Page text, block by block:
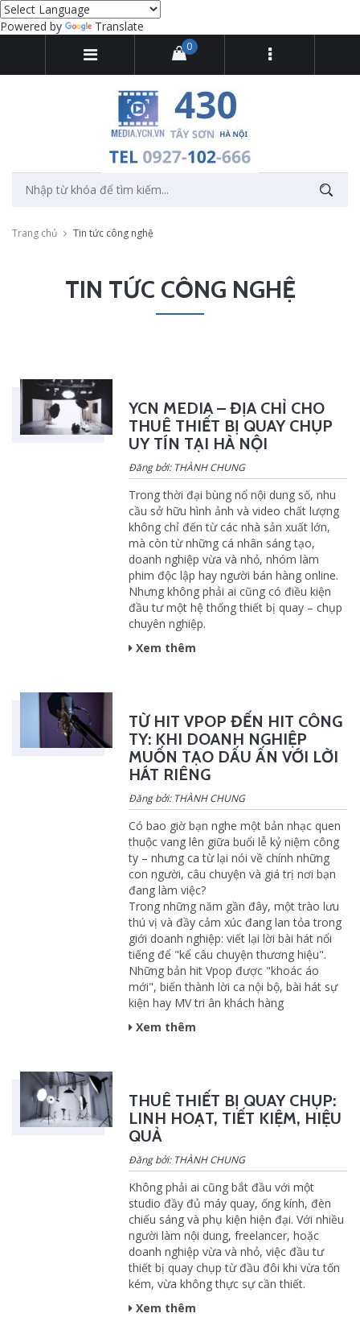
Powered by Translate
0
Trang chủ Tin tức công nghệ
TIN TỨC CÔNG NGHỆ
YCN MEDIA – ĐỊA CHỈ CHO
THUÊ THIẾT BỊ QUAY CHỤP
UY TÍN TẠI HÀ NỘI
Đăng bởi: THÀNH CHUNG
Trong thời đại bùng nổ nội dung số, nhu
cầu sở hữu hình ảnh và video chất lượng
không chỉ đến từ các nhà sản xuất lớn,
mà còn từ những cá nhân sáng tạo,
doanh nghiệp vừa và nhỏ, nhóm làm
phim độc lập hay người bán hàng online.
Nhưng không phải ai cũng có điều kiện
đầu tư một hệ thống thiết bị quay – chụp
chuyên nghiệp.
Xem thêm
TỪ HIT VPOP ĐẾN HIT CÔNG
TY: KHI DOANH NGHIỆP
MUỐN TẠO DẤU ẤN VỚI LỜI
HÁT RIÊNG
Đăng bởi: THÀNH CHUNG
Có bao giờ bạn nghe một bản nhạc quen
thuộc vang lên giữa buổi lễ kỷ niệm công
ty – nhưng ca từ lại nói về chính những
con người, câu chuyện và giá trị nơi bạn
đang làm việc?
Trong những năm gần đây, một trào lưu
thú vị và đầy cảm xúc đang lan tỏa trong
giới doanh nghiệp: viết lại lời bài hát nổi
tiếng để "kể câu chuyện thương hiệu".
Những bản hit Vpop được "khoác áo
mới", biến thành lời ca nội bộ, bài hát sự
kiện hay MV tri ân khách hàng
Xem thêm
THUÊ THIẾT BỊ QUAY CHỤP:
LINH HOẠT, TIẾT KIỆM, HIỆU
QUẢ
Đăng bởi: THÀNH CHUNG
Không phải ai cũng bắt đầu với một
studio đầy đủ máy quay, ống kính, đèn
chiếu sáng và phụ kiện hiện đại. Với nhiều
người làm nội dung, freelancer, hoặc
doanh nghiệp vừa và nhỏ, việc đầu tư
thiết bị quay chụp từ đầu đôi khi vừa tốn
kém, vừa không thực sự cần thiết.
Xem thêm